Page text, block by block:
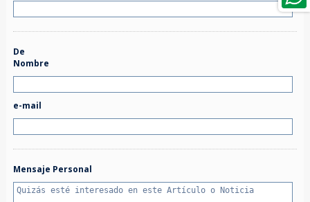
De
Nombre
e-mail
Mensaje Personal